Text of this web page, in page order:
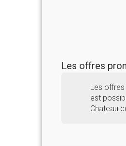
Les offres
Les
est